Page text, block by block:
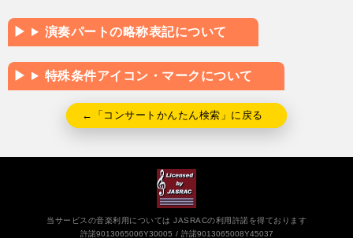
演奏パートの略称表記について
特殊条件アイコン・マークについて
←「コンサートかんたん検索」に戻る
当サービスの音楽利用については JASRACの利用許諾を得ております
許諾9013065006Y30005
許諾9013065008Y45037